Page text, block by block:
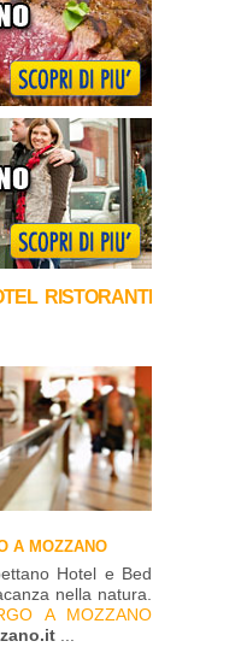
RISTORANTI
A MOZZANO
Hotel e Bed
nella natura.
A MOZZANO
...